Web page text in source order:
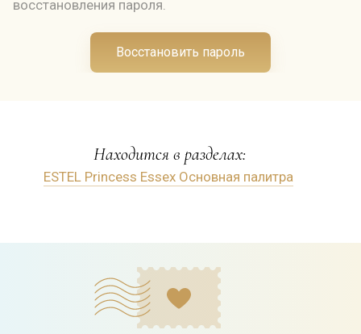
восстановления пароля.
Восстановить пароль
Находится в разделах:
ESTEL Princess Essex Основная палитра